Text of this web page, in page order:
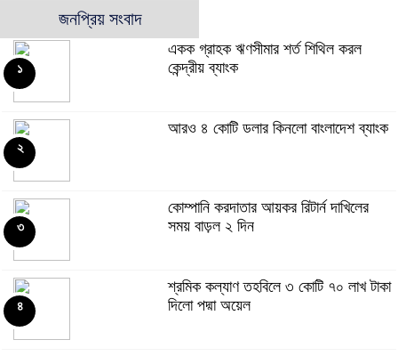
জনপ্রিয় সংবাদ
একক গ্রাহক ঋণসীমার শর্ত শিথিল করল
কেন্দ্রীয় ব্যাংক
১
আরও ৪ কোটি ডলার কিনলো বাংলাদেশ ব্যাংক
২
কোম্পানি করদাতার আয়কর রিটার্ন দাখিলের
সময় বাড়ল ২ দিন
৩
শ্রমিক কল্যাণ তহবিলে ৩ কোটি ৭০ লাখ টাকা
দিলো পদ্মা অয়েল
৪